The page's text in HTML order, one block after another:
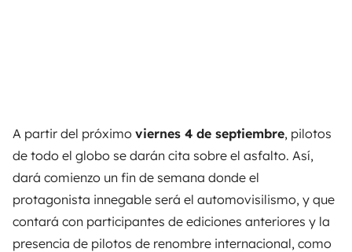
A partir del próximo viernes 4 de septiembre, pilotos
de todo el globo se darán cita sobre el asfalto. Así,
dará comienzo un fin de semana donde el
protagonista innegable será el automovisilismo, y que
contará con participantes de ediciones anteriores y la
presencia de pilotos de renombre internacional, como